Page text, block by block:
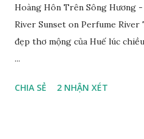
Hoàng Hôn Trên Sông Hương
River Sunset on Perfume
đẹp thơ mộng của Huế lúc
...
CHIA SẺ 2 NHẬN XÉT